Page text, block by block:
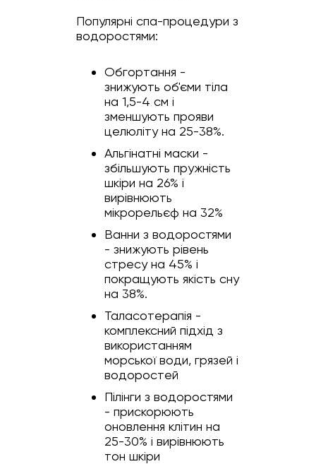
Популярні спа-процедури з
водоростями:
Обгортання -
знижують об'єми тіла
на 1,5-4 см і
зменшують прояви
целюліту на 25-38%.
Альгінатні маски -
збільшують пружність
шкіри на 26% і
вирівнюють
мікрорельєф на 32%
Ванни з водоростями
- знижують рівень
стресу на 45% і
покращують якість сну
на 38%.
Таласотерапія -
комплексний підхід з
використанням
морської води, грязей і
водоростей
Пілінги з водоростями
- прискорюють
оновлення клітин на
25-30% і вирівнюють
тон шкіри